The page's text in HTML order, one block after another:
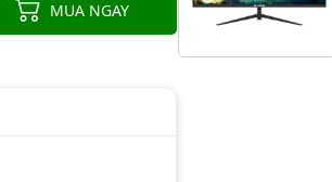
MUA NGAY